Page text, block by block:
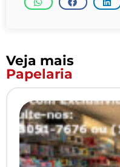
Veja mais
Papelaria